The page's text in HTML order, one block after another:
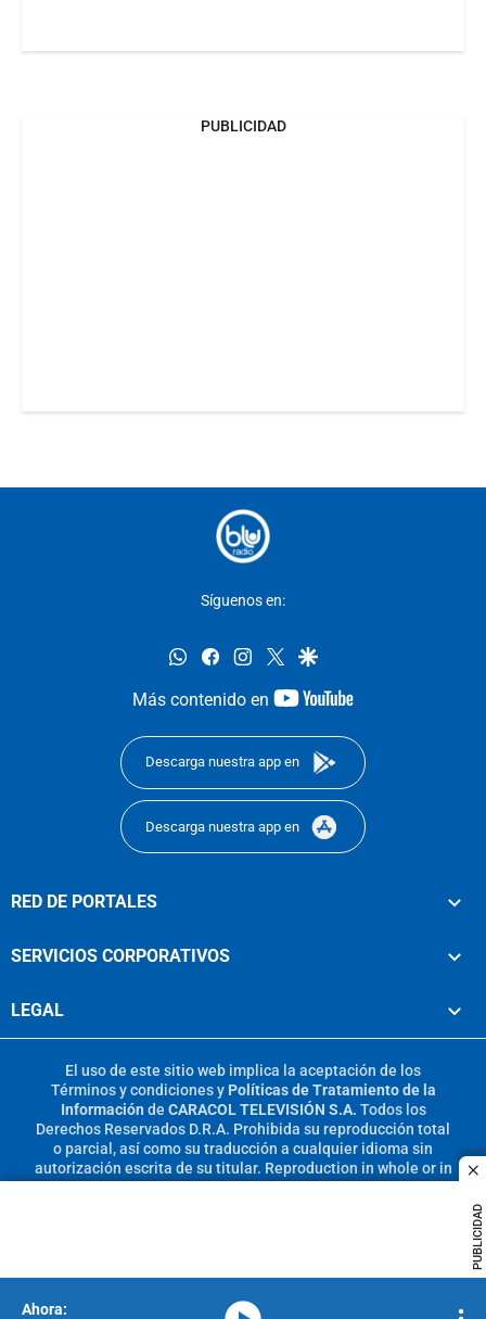
PUBLICIDAD
PUBLICIDAD
Síguenos en:
whatsappfacebookinstagram
twittergoogle
Más contenido en
youtube-
Descarga nuestra app en
Descarga nuestra app en
RED DE PORTALES
SERVICIOS CORPORATIVOS
LEGAL
El uso de este sitio web implica la aceptación de los
Términos y condicionesy Políticas de Tratamiento de la
Información de CARACOL TELEVISIÓN S.A. Todos los
Derechos Reservados D.R.A. Prohibida su reproducción total
o parcial, así como su traducción a cualquier idioma sin
autorización escrita de su titular. Reproduction in whole or in